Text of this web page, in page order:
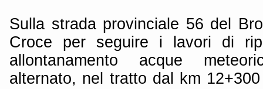
Sulla strada provinciale 56 del
Croce per seguire i lavori di
allontanamento acque
alternato, nel tratto dal km